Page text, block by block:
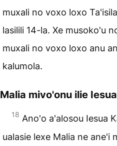
muxali no voxo loxo
lasilili 14-la. Xe musoko'u
muxali no voxo loxo anu
kalumola.
Malia mivo'onu ilie
18 Ano'o a'alosou Iesua
ualasie lexe Malia ne ane'i